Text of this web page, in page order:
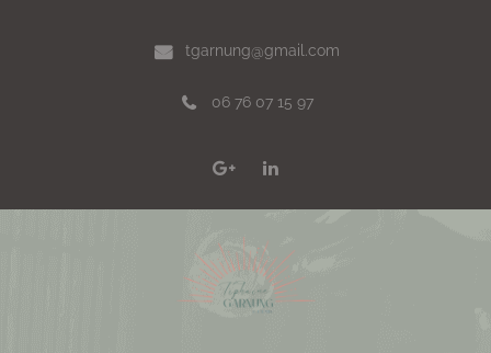
tgarnung@gmail.com
06 76 07 15 97